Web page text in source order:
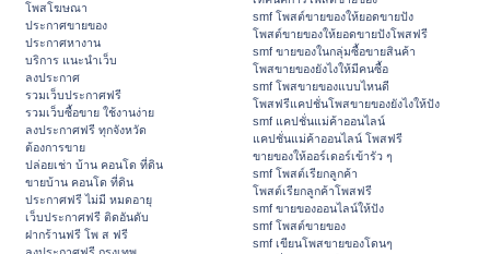
โพสโฆษณา
ประกาศขายของ
ประกาศหางาน
บริการ แนะนำเว็บ
ลงประกาศ
รวมเว็บประกาศฟรี
รวมเว็บซื้อขาย ใช้งานง่าย
ลงประกาศฟรี ทุกจังหวัด
ต้องการขาย
ปล่อยเช่า บ้าน คอนโด ที่ดิน
ขายบ้าน คอนโด ที่ดิน
ประกาศฟรี ไม่มี หมดอายุ
เว็บประกาศฟรี ติดอันดับ
ฝากร้านฟรี โพ ส ฟรี
smf โพสต์ขายของให้ยอดขายปัง
โพสต์ขายของให้ยอดขายปังโพสฟรี
smf ขายของในกลุ่มซื้อขายสินค้า
โพสขายของยังไงให้มีคนซื้อ
smf โพสขายของแบบไหนดี
โพสฟรีแคปชั่นโพสขายของยังไงให้ปัง
smf แคปชั่นแม่ค้าออนไลน์
แคปชั่นแม่ค้าออนไลน์ โพสฟรี
ขายของให้ออร์เดอร์เข้ารัว ๆ
smf โพสต์เรียกลูกค้า
โพสต์เรียกลูกค้าโพสฟรี
smf ขายของออนไลน์ให้ปัง
smf โพสต์ขายของ
smf เขียนโพสขายของโดนๆ